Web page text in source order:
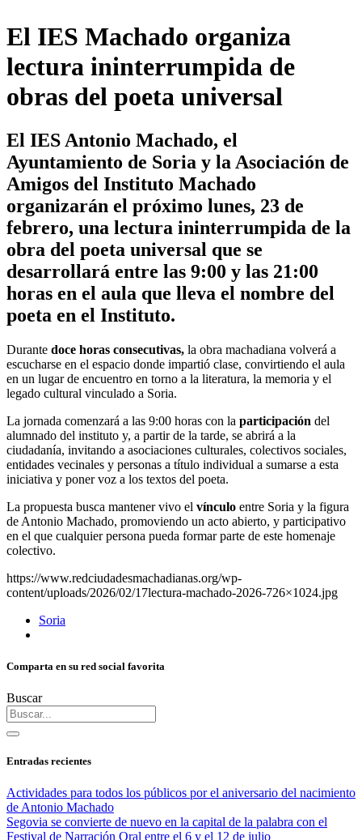
El IES Machado organiza
lectura ininterrumpida de
obras del poeta universal
El IES Antonio Machado, el
Ayuntamiento de Soria y la Asociación de
Amigos del Instituto Machado
organizarán el próximo lunes, 23 de
febrero, una lectura ininterrumpida de la
obra del poeta universal que se
desarrollará entre las 9:00 y las 21:00
horas en el aula que lleva el nombre del
poeta en el Instituto.
Durante doce horas consecutivas, la obra machadiana volverá a
escucharse en el espacio donde impartió clase, convirtiendo el aula
en un lugar de encuentro en torno a la literatura, la memoria y el
legado cultural vinculado a Soria.
La jornada comenzará a las 9:00 horas con la participación del
alumnado del instituto y, a partir de la tarde, se abrirá a la
ciudadanía, invitando a asociaciones culturales, colectivos sociales,
entidades vecinales y personas a título individual a sumarse a esta
iniciativa y poner voz a los textos del poeta.
La propuesta busca mantener vivo el vínculo entre Soria y la figura
de Antonio Machado, promoviendo un acto abierto, y participativo
en el que cualquier persona pueda formar parte de este homenaje
colectivo.
https://www.redciudadesmachadianas.org/wp-
content/uploads/2026/02/17lectura-machado-2026-726×1024.jpg
Soria
Comparta en su red social favorita
Buscar
Entradas recientes
Actividades para todos los públicos por el aniversario del nacimiento
de Antonio Machado
Segovia se convierte de nuevo en la capital de la palabra con el
Festival de Narración Oral entre el 6 y el 12 de julio